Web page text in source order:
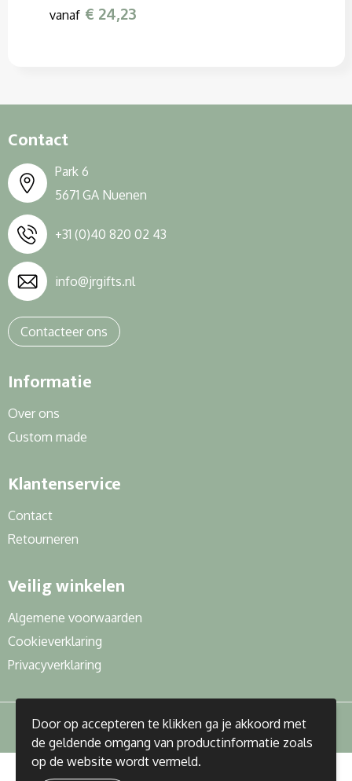
vanaf € 24,23
Contact
Park 6
5671 GA Nuenen
+31 (0)40 820 02 43
info@jrgifts.nl
Contacteer ons
Informatie
Over ons
Custom made
Klantenservice
Contact
Retourneren
Veilig winkelen
Algemene voorwaarden
Cookieverklaring
Privacyverklaring
Door op accepteren te klikken ga je akkoord met
de geldende omgang van productinformatie zoals
op de website wordt vermeld.